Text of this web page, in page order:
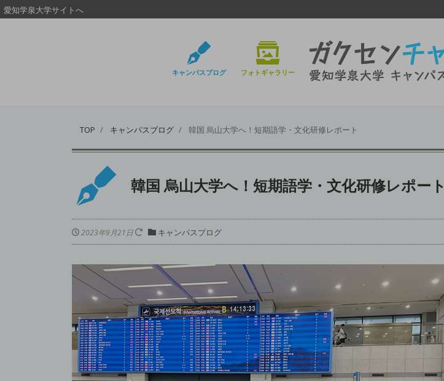
愛知学泉大学サイトへ
キャンパスブログ フォトギャラリー
TOP キャンパスブログ 韓国 烏山大学へ！短期語学・文化研修レポート
韓国 烏山大学へ！短期語学・文化研修レポート
2023年9月21日 キャンパスブログ